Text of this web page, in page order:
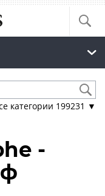
категории 199231 ▼
-